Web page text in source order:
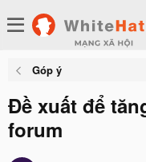
Góp ý
Đề xuất để
forum